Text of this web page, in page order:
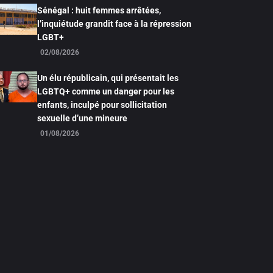
Sénégal : huit femmes arrêtées,
l’inquiétude grandit face à la répression
LGBT+
02/08/2026
Un élu républicain, qui présentait les
LGBTQ+ comme un danger pour les
enfants, inculpé pour sollicitation
sexuelle d’une mineure
01/08/2026